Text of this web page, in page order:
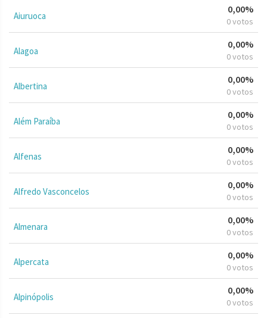
Aiuruoca
0,00%
0 votos
Alagoa
0,00%
0 votos
Albertina
0,00%
0 votos
Além Paraíba
0,00%
0 votos
Alfenas
0,00%
0 votos
Alfredo Vasconcelos
0,00%
0 votos
Almenara
0,00%
0 votos
Alpercata
0,00%
0 votos
Alpinópolis
0,00%
0 votos